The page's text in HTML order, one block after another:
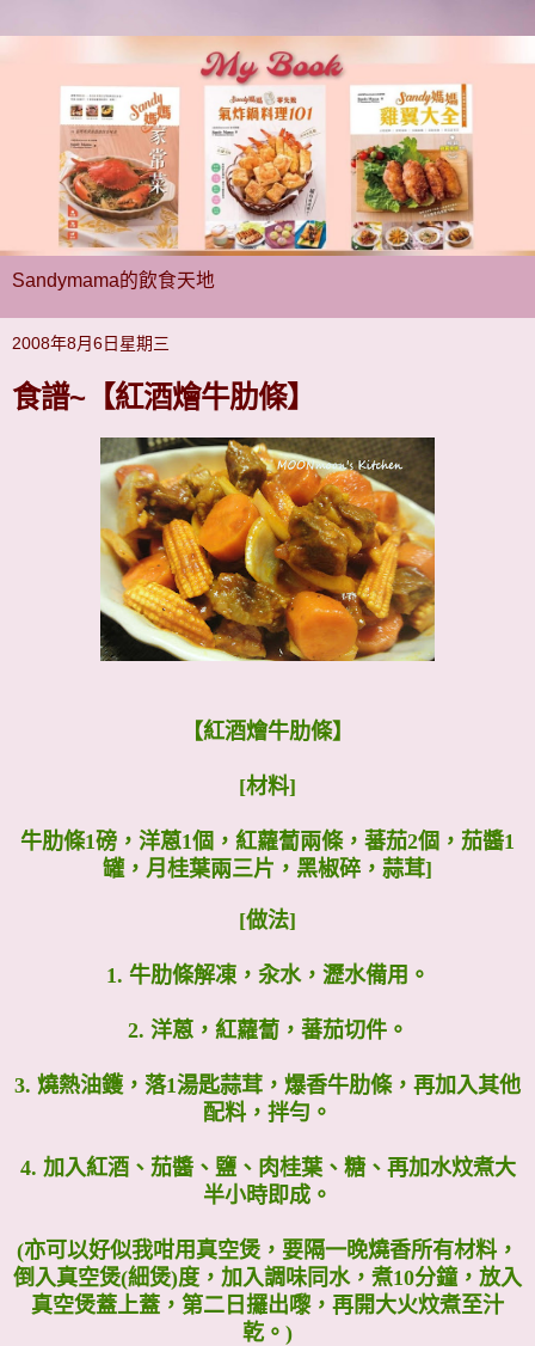
Sandymama的飲食天地
2008年8月6日星期三
食譜~【紅酒燴牛肋條】
【紅酒燴牛肋條】
[材料]
牛肋條1磅，洋蒽1個，紅蘿蔔兩條，蕃茄2個，茄醬1
罐，月桂葉兩三片，黑椒碎，蒜茸]
[做法]
1. 牛肋條解凍，汆水，瀝水備用。
2. 洋蒽，紅蘿蔔，蕃茄切件。
3. 燒熱油鑊，落1湯匙蒜茸，爆香牛肋條，再加入其他
配料，拌勻。
4. 加入紅酒、茄醬、鹽、肉桂葉、糖、再加水炆煮大
半小時即成。
(亦可以好似我咁用真空煲，要隔一晚燒香所有材料，
倒入真空煲(細煲)度，加入調味同水，煮10分鐘，放入
真空煲蓋上蓋，第二日攞出嚟，再開大火炆煮至汁
乾。)